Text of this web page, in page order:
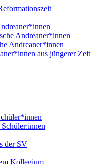
Andreaner*innen
Andreaner*innen
aus jüngerer Zeit
der SV